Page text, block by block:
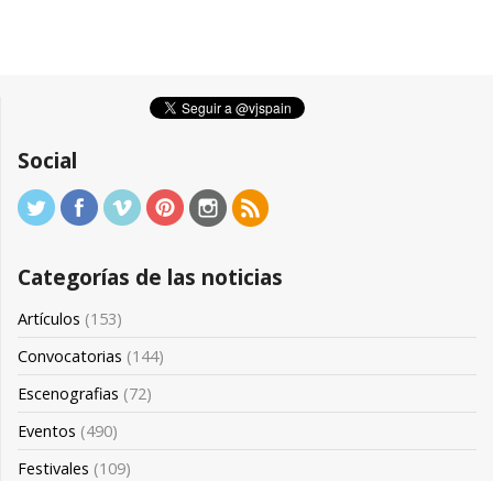
Social
Categorías de las noticias
Artículos (153)
Convocatorias (144)
Escenografias (72)
Eventos (490)
Festivales (109)